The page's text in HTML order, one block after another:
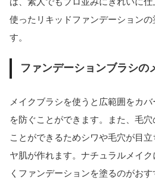
使ったリキッドファンデーション
す。
ファンデーションブラシの
メイクブラシを使うと広範囲をカ
を防ぐことができます。また、毛
ことができるためシワや毛穴が目
ヤ肌が作れます。ナチュラルメイ
くファンデーションを塗るのがおす